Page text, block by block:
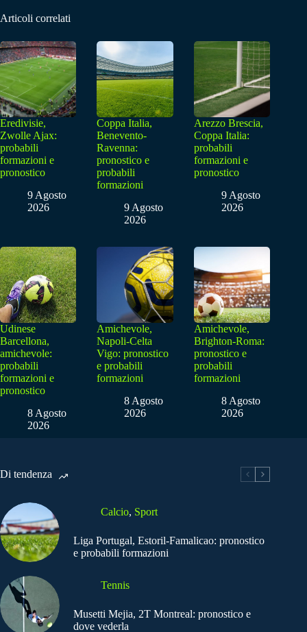
Articoli correlati
Eredivisie,
Zwolle Ajax:
probabili
formazioni e
pronostico
9 Agosto
2026
Coppa Italia,
Benevento-
Ravenna:
pronostico e
probabili
formazioni
9 Agosto
2026
Arezzo Brescia,
Coppa Italia:
probabili
formazioni e
pronostico
9 Agosto
2026
Udinese
Barcellona,
amichevole:
probabili
formazioni e
pronostico
8 Agosto
2026
Amichevole,
Napoli-Celta
Vigo: pronostico
e probabili
formazioni
8 Agosto
2026
Amichevole,
Brighton-Roma:
pronostico e
probabili
formazioni
8 Agosto
2026
Di tendenza
Calcio, Sport
Liga Portugal, Estoril-Famalicao: pronostico
e probabili formazioni
Tennis
Musetti Mejia, 2T Montreal: pronostico e
dove vederla